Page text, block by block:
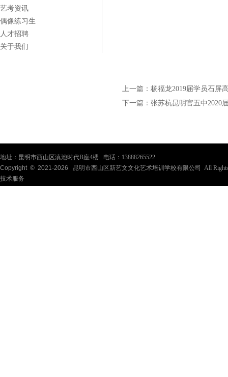
艺考资讯
偶像练习生
人才招聘
关于我们
上一篇： 杨福龙2019届学员石屏
下一篇： 张苏杭昆明官五中2020
地址：昆明市西山区滇池时代B座4楼 电话：13888265522
Copyright © 2021-2026
昆明市西山区新艺文文化艺术培训学校有限公司 All
技术服务